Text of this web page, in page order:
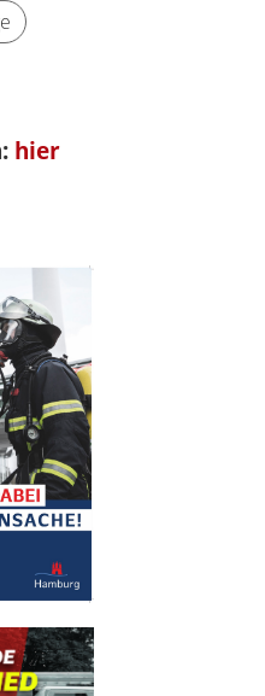
hier